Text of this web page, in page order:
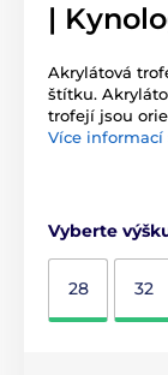
|
Akrylátová
štítku.
trofejí jsou
Více informací
Vyberte
28 32